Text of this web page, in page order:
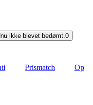
ikke blevet bedømt. 0
Prismatch
Op